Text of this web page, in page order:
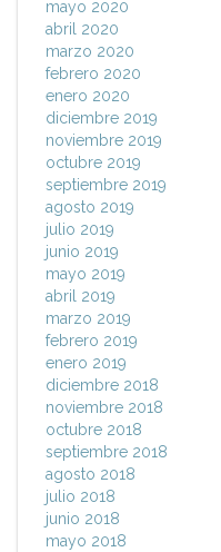
mayo 2020
abril 2020
marzo 2020
febrero 2020
enero 2020
diciembre 2019
noviembre 2019
octubre 2019
septiembre 2019
agosto 2019
julio 2019
junio 2019
mayo 2019
abril 2019
marzo 2019
febrero 2019
enero 2019
diciembre 2018
noviembre 2018
octubre 2018
septiembre 2018
agosto 2018
julio 2018
junio 2018
mayo 2018